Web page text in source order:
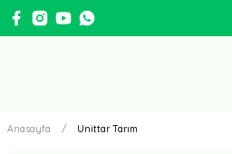
Anasayfa Unittar Tarım